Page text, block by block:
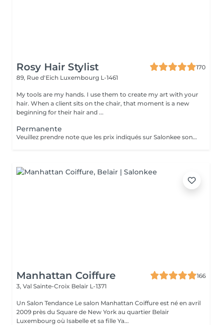
Rosy Hair Stylist
170
89, Rue d'Eich Luxembourg L-1461
My tools are my hands. I use them to create my art with your
hair. When a client sits on the chair, that moment is a new
beginning for their hair and ...
Permanente
Veuillez prendre note que les prix indiqués sur Salonkee sont communiqués à titre informatif et s'entendent de base. Ces derniers sont susceptibles de varier selon le diagnostic réalisé à votre arrivée au salon et l'expertise du professionnel à qui vous confiez votre beauté. Dans tous les cas, un devis précis vous sera proposé et toutes réalisations de prestations seront effectuées avec votre accord. Un grand merci d'avance pour votre compréhension. Au plaisir de vous recevoir très vite.
Manhattan Coiffure
166
3, Val Sainte-Croix Belair L-1371
Un Salon Tendance Le salon Manhattan Coiffure est né en avril
2009 près du Square de New York au quartier Belair
Luxembourg où Isabelle et sa fille Ya...